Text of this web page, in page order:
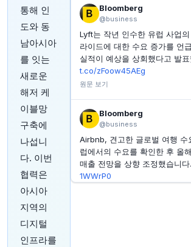
통해 인
도와 동
남아시아
를 잇는
새로운
해저 케
이블망
구축에
나섭니
다. 이번
협력은
아시아
지역의
디지털
인프라를
INVESTING.COM
후지필름 주가, 오늘 왜 폭락했나?
INVESTING.COM
안테로 미드스트림 이사 클림리,
주식 매도
INVESTING.COM
알리바바, 차세대 오픈소스 AI 모델
Bloomberg
@business
Lyft는 작년 인수한 유럽 사업
라이드에 대한 수요 증가를 언
실적이 예상을 상회했다고 발
t.co/zFoow45AEg
원문 보기
Bloomberg
@business
Airbnb, 견고한 글로벌 여행 수
럽에서의 수요를 확인한 후 올
매출 전망을 상향 조정했습니다.
1WWrP0